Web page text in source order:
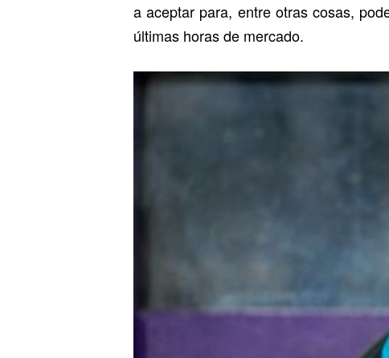
a aceptar para, entre otras cosas,
últimas horas de mercado.